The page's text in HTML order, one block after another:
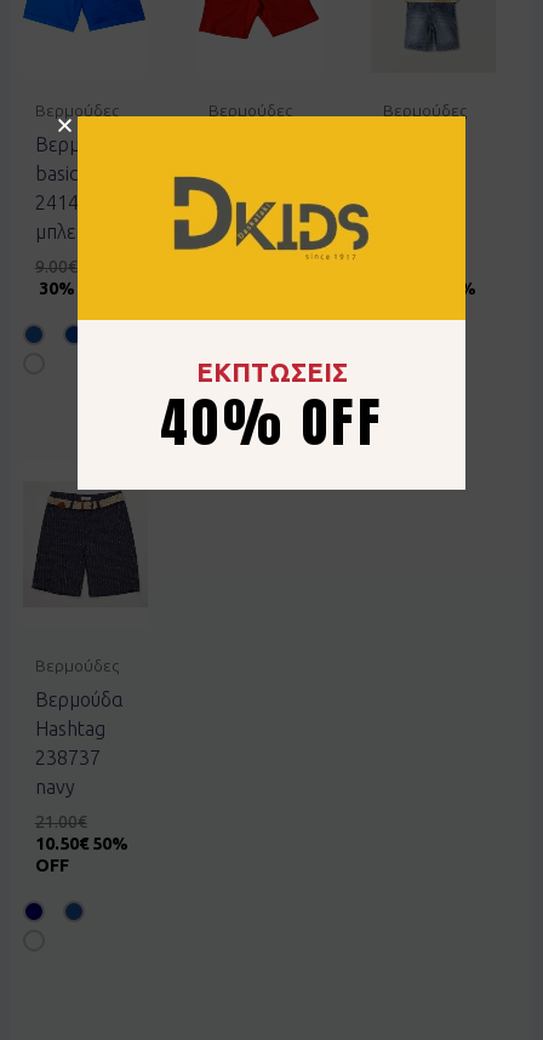
Βερμούδες
Βερμούδα
basic Joyce
2414852
μπλε ρουα
9.00€
30% OFF
Βερμούδες
Joyce
2412405
κόκκινο
Βερμούδες
50%
Βερμούδες
Βερμούδα
Hashtag
238737
navy
21.00€
10.50€ 50%
OFF
ΕΚΠΤΩΣΕΙΣ
40% OFF